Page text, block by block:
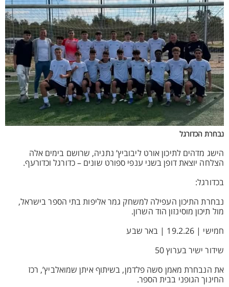
נבחרת הכדורגל
הישג מדהים לתיכון אורט ליבוביץ’ נתניה, שרושם בימים אלה
הצלחה יוצאת דופן בשני ענפי ספורט שונים – כדורגל וכדורעף.
בכדורגל:
נבחרת התיכון העפילה למשחק גמר אליפות בתי הספר בישראל,
מול תיכון מוסינזון הוד השרון.
חמישי | 19.2.26 | באר שבע
שידור ישיר בערוץ 50
את הנבחרת מאמן סשה פלדמן, בשיתוף איתן שמואלביץ’, רכז
החינוך הגופני בבית הספר.